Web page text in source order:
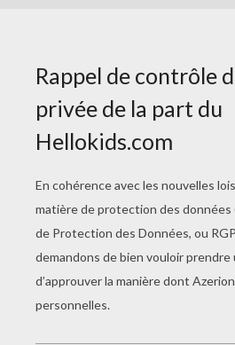
BONHOMME DE NEIGE